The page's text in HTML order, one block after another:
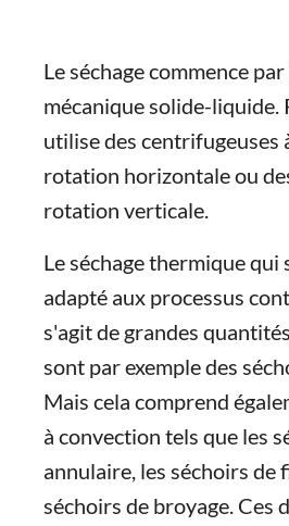
Le séchage commence
mécanique solide-liquide.
utilise des centrifugeuses
rotation horizontale ou
rotation verticale.
Le séchage thermique
adapté aux processus
s'agit de grandes
sont par exemple des
Mais cela comprend
à convection tels que les
annulaire, les séchoirs de
séchoirs de broyage. Ces